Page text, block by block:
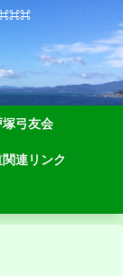
塚弓友会
関連リンク